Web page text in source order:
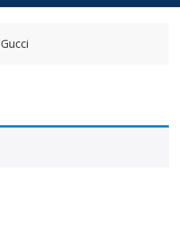
Gucci